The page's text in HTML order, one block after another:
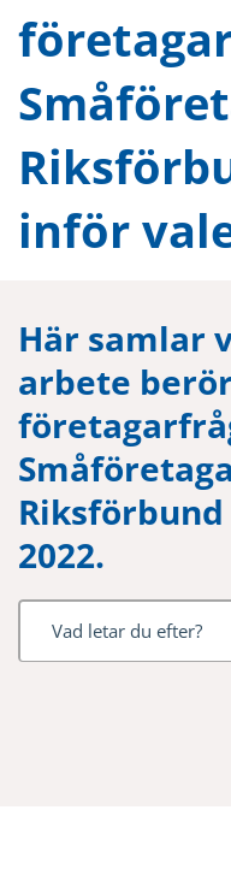
inför
Här samlar
arbete
2022.